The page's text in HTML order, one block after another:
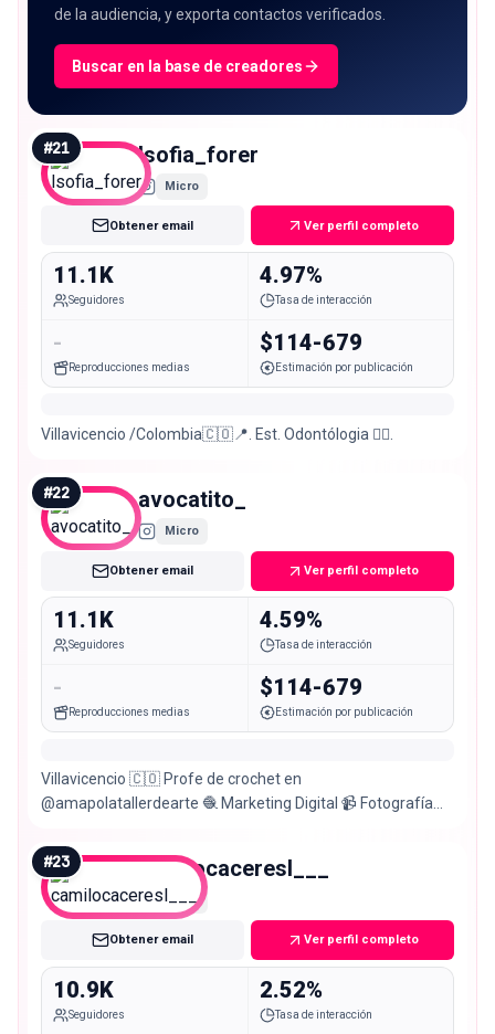
de la audiencia, y exporta contactos verificados.
Buscar en la base de creadores
#21 lsofia_forer
Micro
Obtener email Ver perfil completo
11.1K
Seguidores
4.97%
Tasa de interacción
-
Reproducciones medias
$114-679
Estimación por publicación
Villavicencio /Colombia🇨🇴📍. Est. Odontólogia 👩‍⚕️.
#22 avocatito_
Micro
Obtener email Ver perfil completo
11.1K
Seguidores
4.59%
Tasa de interacción
-
Reproducciones medias
$114-679
Estimación por publicación
Villavicencio 🇨🇴 Profe de crochet en
@amapolatallerdearte 🧶 Marketing Digital 📹 Fotografía
#23 camilocaceresl___
Micro
Obtener email Ver perfil completo
10.9K
Seguidores
2.52%
Tasa de interacción